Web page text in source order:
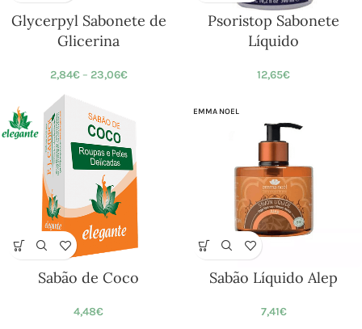
Glycerpyl Sabonete de
Glicerina
2,84€ – 23,06€
Psoristop Sabonete
Líquido
12,65€
Sabão de Coco
4,48€
EMMA NOEL
Sabão Líquido Alep
7,41€